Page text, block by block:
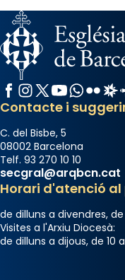
Facebook
Instagram
X / Twitter
YouTubeFlickr
Contacte i
C. del Bisbe, 5
08002 Barcelona
Telf. 93 270 10 10
secgral@arqbcn.cat
Horari d'atenció al
de dilluns a divendres, de
Visites a l'Arxiu Diocesà:
de dilluns a dijous, de 10 a